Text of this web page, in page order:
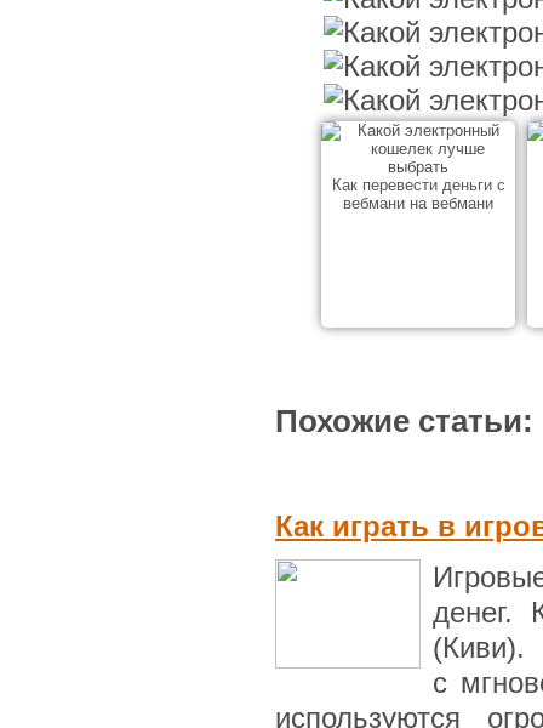
Как перевести деньги с
вебмани на вебмани
Похожие статьи:
Как играть в
денег.
с
используются